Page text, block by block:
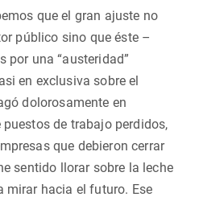
que el gran ajuste no
público sino que éste –
por una “austeridad”
en exclusiva sobre el
dolorosamente en
de trabajo perdidos,
que debieron cerrar
sentido llorar sobre la leche
mirar hacia el futuro. Ese